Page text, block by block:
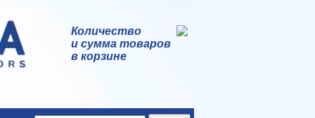
Количество
и сумма товаров
в корзине